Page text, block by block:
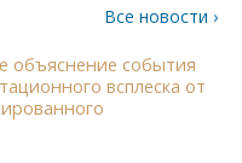
Все новости ›
объяснение события
всплеска от